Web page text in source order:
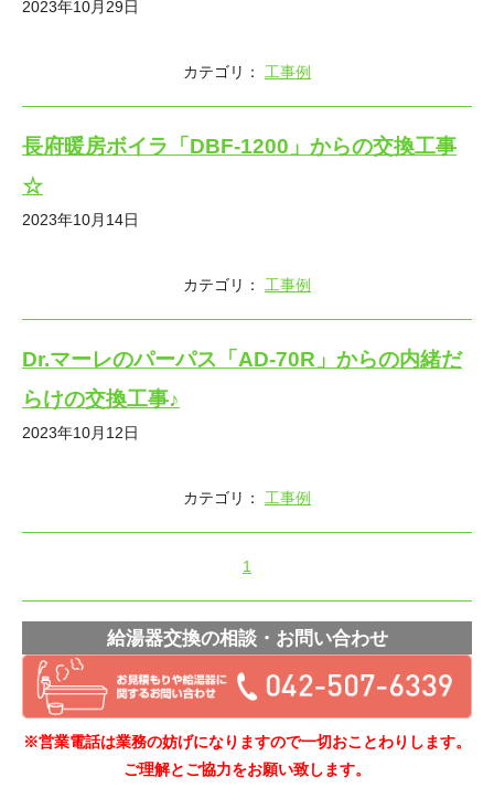
2023年10月29日
カテゴリ： 工事例
長府暖房ボイラ「DBF-1200」からの交換工事
☆
2023年10月14日
カテゴリ： 工事例
Dr.マーレのパーパス「AD-70R」からの内緒だ
らけの交換工事♪
2023年10月12日
カテゴリ： 工事例
1
給湯器交換の相談・お問い合わせ
※営業電話は業務の妨げになりますので一切おことわりします。
ご理解とご協力をお願い致します。